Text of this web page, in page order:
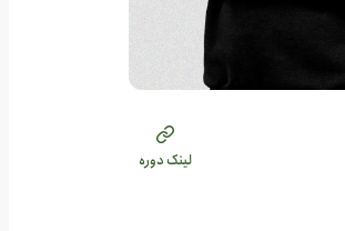
لینک دوره
جهت ورود نام کاربری و رمز عبور
خود را وارد نمایید.
نام کاربری